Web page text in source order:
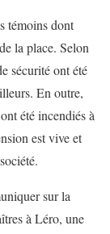
témoins dont
la place. Selon
sécurité ont été
En outre,
été incendiés à
est vive et
sur la
à Léro, une